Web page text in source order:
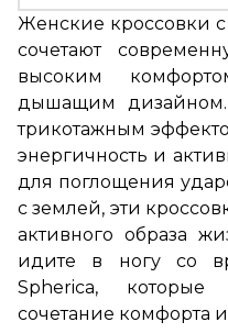
Женские кроссовки
сочетают
высоким
дышащим
трикотажным
энергичность и
для поглощения
с землей, эти
активного образа
идите в ногу со
Spherica, которые
сочетание комфорта